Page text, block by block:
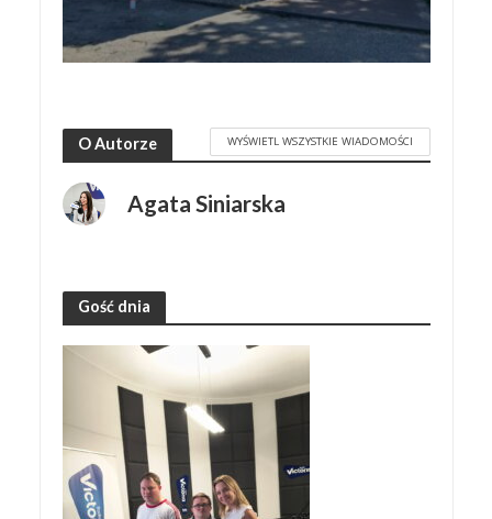
O Autorze WYŚWIETL WSZYSTKIE WIADOMOŚCI
Agata Siniarska
Gość dnia